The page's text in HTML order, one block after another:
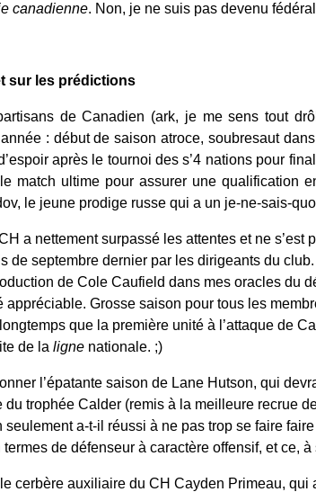
canadienne. Non, je ne suis pas devenu
sur les prédictions
de Canadien (ark, je me sens tout
: début de saison atroce, soubresaut
après le tournoi des s’4 nations pour
match ultime pour assurer une qualification
le jeune prodige russe qui a un je-ne-sais-
a nettement surpassé les attentes et ne s’est
de septembre dernier par les dirigeants du
de Cole Caufield dans mes oracles du
appréciable. Grosse saison pour tous les
que la première unité à l’attaque de
de la ligne nationale. ;)
l’épatante saison de Lane Hutson, qui
trophée Calder (remis à la meilleure recrue
a-t-il réussi à ne pas trop se faire
de défenseur à caractère offensif, et ce,
cerbère auxiliaire du CH Cayden Primeau, qui